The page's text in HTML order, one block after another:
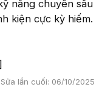
năng chuyên sâu
kiện cực kỳ hiếm.
Sửa lần cuối: 06/10/2025